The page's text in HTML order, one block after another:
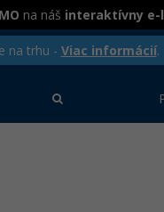
na náš interaktívny e-
na trhu - Viac informácií.